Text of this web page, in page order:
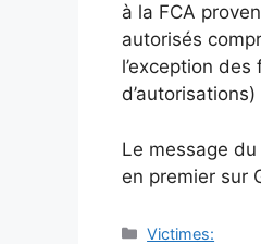
à la FCA
autorisés
l’exception
Le message
en premier sur
Catégories
Victimes: